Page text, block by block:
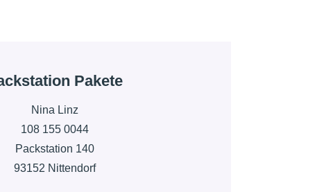
Pakete
Nina Linz
108 155 0044
Packstation 140
93152 Nittendorf